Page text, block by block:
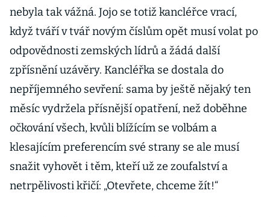
nebyla tak vážná. Jojo se totiž kancléřce vrací,
když tváří v tvář novým číslům opět musí volat po
odpovědnosti zemských lídrů a žádá další
zpřísnění uzávěry. Kancléřka se dostala do
nepříjemného sevření: sama by ještě nějaký ten
měsíc vydržela přísnější opatření, než doběhne
očkování všech, kvůli blížícím se volbám a
klesajícím preferencím své strany se ale musí
snažit vyhovět i těm, kteří už ze zoufalství a
netrpělivosti křičí: „Otevřete, chceme žít!“